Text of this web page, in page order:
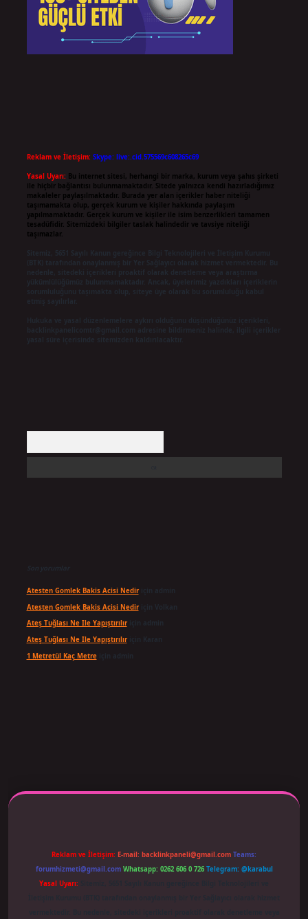
Reklam ve İletişim: Skype: live:.cid.575569c608265c69
Yasal Uyarı: Bu internet sitesi, herhangi bir marka, kurum veya şahıs şirketi
ile hiçbir bağlantısı bulunmamaktadır. Sitede yalnızca kendi hazırladığımız
makaleler paylaşılmaktadır. Burada yer alan içerikler haber niteliği
taşımamakta olup, gerçek kurum ve kişiler hakkında paylaşım
yapılmamaktadır. Gerçek kurum ve kişiler ile isim benzerlikleri tamamen
tesadüfidir. Sitemizdeki bilgiler taslak halindedir ve tavsiye niteliği
taşımazlar.
Sitemiz, 5651 Sayılı Kanun gereğince Bilgi Teknolojileri ve İletişim Kurumu
(BTK) tarafından onaylanmış bir Yer Sağlayıcı olarak hizmet vermektedir. Bu
nedenle, sitedeki içerikleri proaktif olarak denetleme veya araştırma
yükümlülüğümüz bulunmamaktadır. Ancak, üyelerimiz yazdıkları içeriklerin
Hukuka ve yasal düzenlemelere aykırı olduğunu düşündüğünüz içerikleri,
Son yorumlar
Atesten Gomlek Bakis Acisi Nediriçin
Atesten Gomlek Bakis Acisi Nediriçin
Ateş Tuğlası Ne Ile Yapıştırılıriçin
Ateş Tuğlası Ne Ile Yapıştırılıriçin
1 Metretül Kaç Metreiçin
Reklam ve İletişim: E-mail: backlinkpaneli@gmail.com Teams:
forumhizmeti@gmail.com Whatsapp: 0262 606 0 726 Telegram: @karabul
Yasal Uyarı: